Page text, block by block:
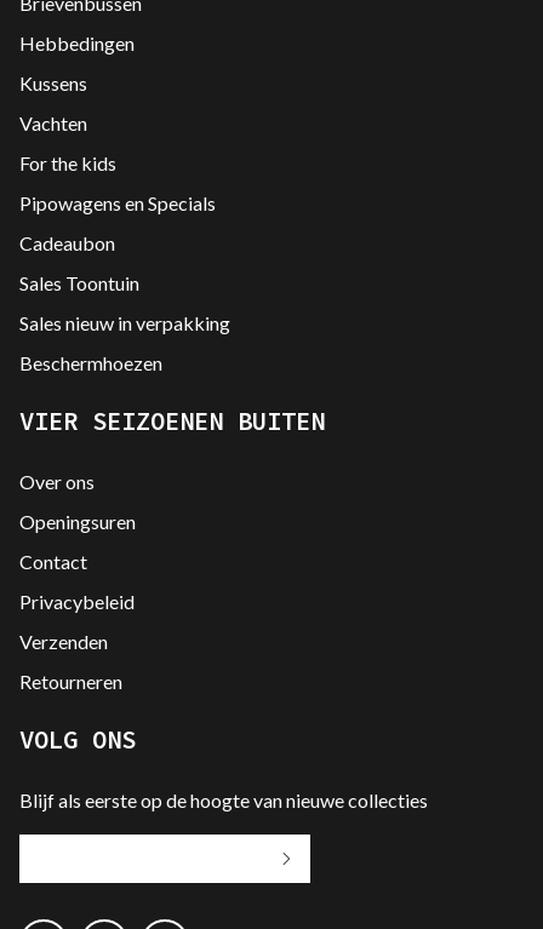
Hebbedingen
Kussens
Vachten
For the kids
Pipowagens en Specials
Cadeaubon
Sales Toontuin
Sales nieuw in verpakking
Beschermhoezen
VIER SEIZOENEN BUITEN
Over ons
Openingsuren
Contact
Privacybeleid
Verzenden
Retourneren
VOLG ONS
Blijf als eerste op de hoogte van nieuwe collecties
e-